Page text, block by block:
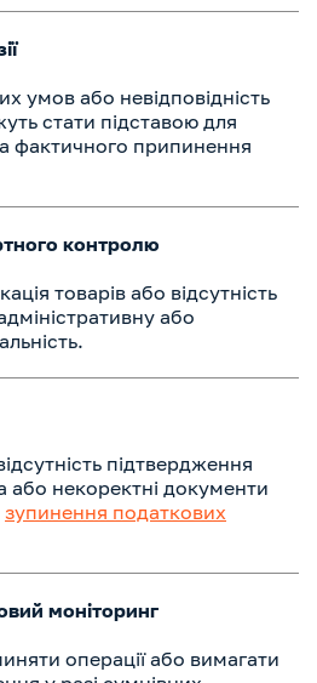
умов або невідповідність
стати підставою для
фактичного припинення
контролю
товарів або відсутність
або
підтвердження
або некоректні документи
зупинення податкових
моніторинг
операції або вимагати